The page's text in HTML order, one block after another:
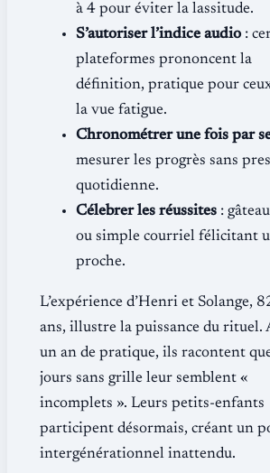
à 4 pour éviter la lassitude.
S’autoriser l’indice audio :
plateformes prononcent la
définition, pratique pour
la vue fatigue.
Chronométrer une fois par
mesurer les progrès sans
quotidienne.
Célebrer les réussites :
ou simple courriel félicitant
proche.
L’expérience d’Henri et Solange,
ans, illustre la puissance du rituel.
un an de pratique, ils racontent
jours sans grille leur semblent «
incomplets ». Leurs petits-enfants
participent désormais, créant un
intergénérationnel inattendu.